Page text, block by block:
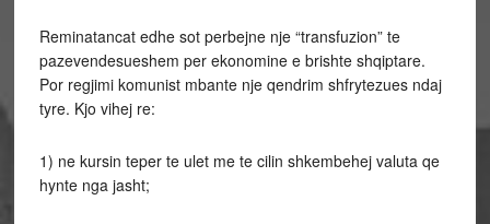
Reminatancat edhe sot perbejne nje “transfuzion” te
pazevendesueshem per ekonomine e brishte shqiptare.
Por regjimi komunist mbante nje qendrim shfrytezues ndaj
tyre. Kjo vihej re:
1) ne kursin teper te ulet me te cilin shkembehej valuta qe
hynte nga jasht;